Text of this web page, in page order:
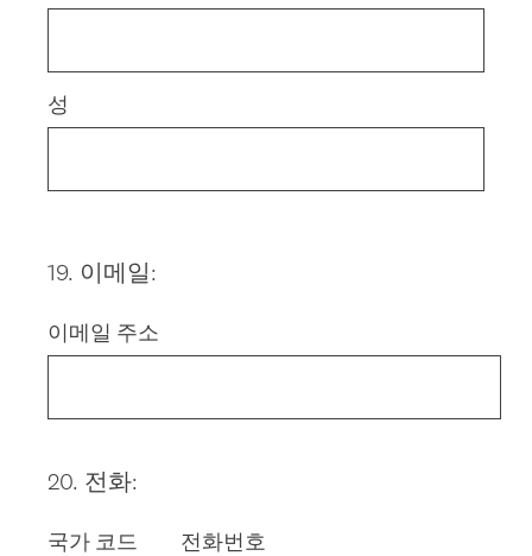
성
Question
19. 이메일:
이메일 주소
Question
20. 전화:
국가 코드 전화번호